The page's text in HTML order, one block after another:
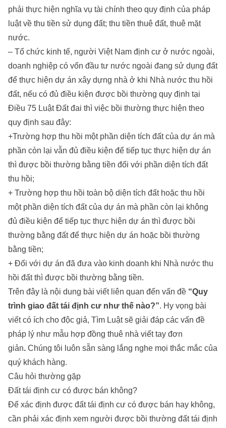
phải thực hiện nghĩa vụ tài chính theo quy định của pháp
luật về thu tiền sử dụng đất; thu tiền thuê đất, thuê mặt
nước.
– Tổ chức kinh tế, người Việt Nam định cư ở nước ngoài,
doanh nghiệp có vốn đầu tư nước ngoài đang sử dụng đất
để thực hiện dự án xây dựng nhà ở khi Nhà nước thu hồi
đất, nếu có đủ điều kiện được bồi thường quy định tại
Điều 75 Luật Đất đai thì việc bồi thường thực hiện theo
quy định sau đây:
+Trường hợp thu hồi một phần diện tích đất của dự án mà
phần còn lại vẫn đủ điều kiện để tiếp tục thực hiện dự án
thì được bồi thường bằng tiền đối với phần diện tích đất
thu hồi;
+ Trường hợp thu hồi toàn bộ diện tích đất hoặc thu hồi
một phần diện tích đất của dự án mà phần còn lại không
đủ điều kiện để tiếp tục thực hiện dự án thì được bồi
thường bằng đất để thực hiện dự án hoặc bồi thường
bằng tiền;
+ Đối với dự án đã đưa vào kinh doanh khi Nhà nước thu
hồi đất thì được bồi thường bằng tiền.
Trên đây là nội dung bài viết liên quan đến vấn đề “Quy
trình giao đất tái định cư như thế nào?”. Hy vọng bài
viết có ích cho độc giả, Tìm Luật sẽ giải đáp các vấn đề
pháp lý như mẫu hợp đồng thuê nhà viết tay đơn
giản. Chúng tôi luôn sẵn sàng lắng nghe mọi thắc mắc của
quý khách hàng.
Câu hỏi thường gặp
Đất tái định cư có được bán không?
Để xác định được đất tái định cư có được bán hay không,
cần phải xác định xem người được bồi thường đất tái định